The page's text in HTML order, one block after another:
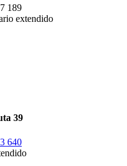
189
extendido
39
640